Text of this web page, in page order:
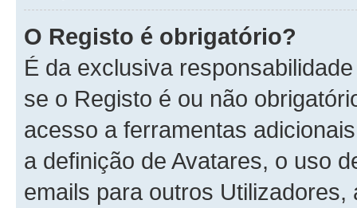
O Registo é obrigatório?
É da exclusiva
se o Registo é ou não
acesso a ferramentas
a definição de Avatares, o uso
emails para outros